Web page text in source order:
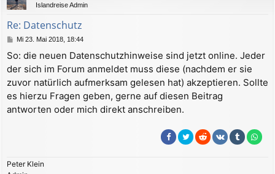
Islandreise Admin
Re: Datenschutz
B
i
t
a
g
Mi 23. Mai 2018, 18:44
So: die neuen Datenschutzhinweise sind jetzt online. Jeder
der sich im Forum anmeldet muss diese (nachdem er sie
zuvor natürlich aufmerksam gelesen hat) akzeptieren. Sollte
es hierzu Fragen geben, gerne auf diesen Beitrag
antworten oder mich direkt anschreiben.
Peter Klein